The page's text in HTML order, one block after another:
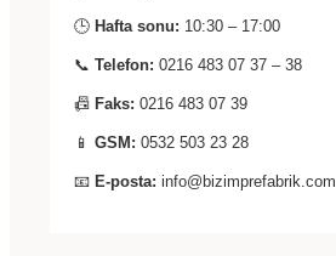
🕒 Hafta sonu: 10:30 – 17:00
📞 Telefon: 0216 483 07 37 – 38
📠 Faks: 0216 483 07 39
📱 GSM: 0532 503 23 28
📧 E-posta: info@bizimprefabrik.com